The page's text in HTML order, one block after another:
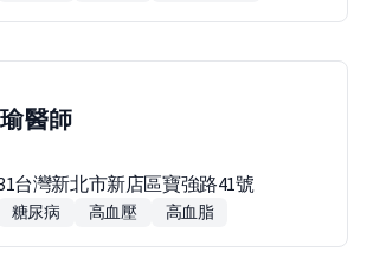
醫師
台灣新北市新店區寶強路41號
糖尿病 高血壓 高血脂